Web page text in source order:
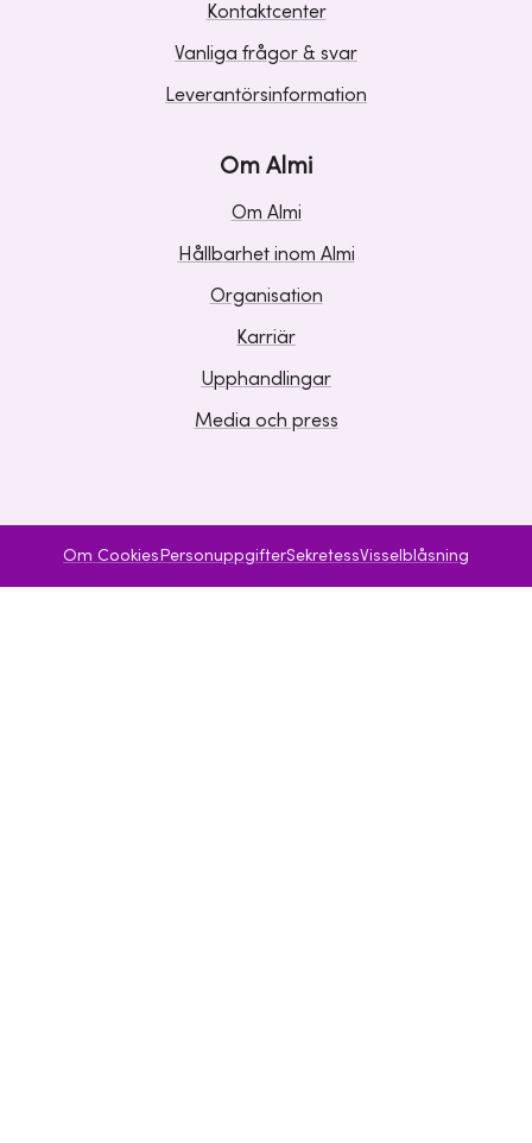
Kontaktcenter
Vanliga frågor & svar
Leverantörsinformation
Om Almi
Om Almi
Hållbarhet inom Almi
Organisation
Karriär
Upphandlingar
Media och press
Om CookiesPersonuppgifterSekretessVisselblåsning